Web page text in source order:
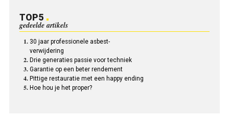
TOP5
gedeelde artikels
30 jaar professionele asbest-
verwijdering
Drie generaties passie voor techniek
Garantie op een beter rendement
Pittige restauratie met een happy ending
Hoe hou je het proper?